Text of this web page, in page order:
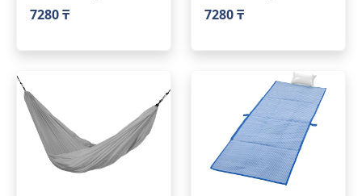
7280 ₸
7280 ₸